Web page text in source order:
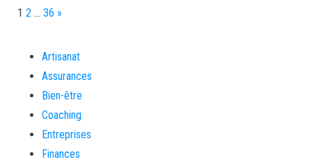
Page:
1 2 … 36 Next
»
Artisanat
Assurances
Bien-être
Coaching
Entreprises
Finances